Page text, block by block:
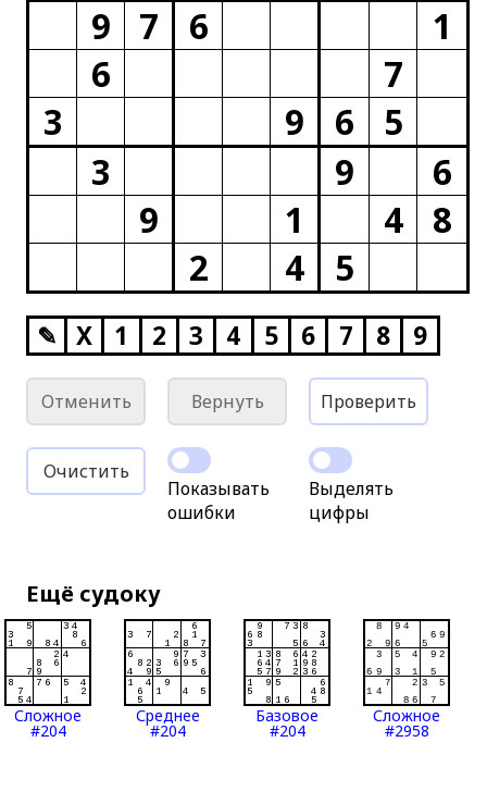
9
7 6
1
6
7
3
9 6
5
3
9
6
9
1 4
8
2
4 5
✎ X 1 2 3 4 5 6 7 8 9
Отменить Вернуть Проверить
Очистить
Показывать
ошибки
Выделять
цифры
Ещё судоку
Сложное
#204
Среднее
#204
Базовое
#204
Сложное
#2958